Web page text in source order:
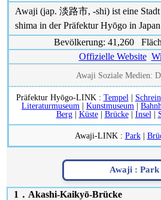
Awaji (jap. 淡路市, -shi) ist eine
shima in der Präfektur Hyōgo in
Bevölkerung: 41,260
Offizielle Website
Awaji Soziale Medien:
Präfektur Hyōgo-LINK : Tempel | Schrein
Literaturmuseum | Kunstmuseum |
Berg| Küste| Brücke| Insel |
Awaji-LINK : Park|
Awaji : Park
1．Akashi-Kaikyō-Brücke